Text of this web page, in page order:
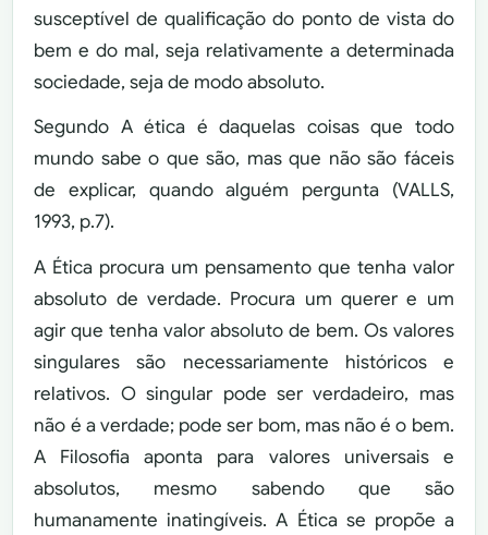
susceptível de qualificação do ponto de vista do
bem e do mal, seja relativamente a determinada
sociedade, seja de modo absoluto.
Segundo A ética é daquelas coisas que todo
mundo sabe o que são, mas que não são fáceis
de explicar, quando alguém pergunta (VALLS,
1993, p.7).
A Ética procura um pensamento que tenha valor
absoluto de verdade. Procura um querer e um
agir que tenha valor absoluto de bem. Os valores
singulares são necessariamente históricos e
relativos. O singular pode ser verdadeiro, mas
não é a verdade; pode ser bom, mas não é o bem.
A Filosofia aponta para valores universais e
absolutos, mesmo sabendo que são
humanamente inatingíveis. A Ética se propõe a